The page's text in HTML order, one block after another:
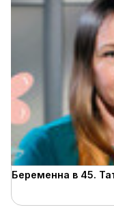
Беременна в 45.